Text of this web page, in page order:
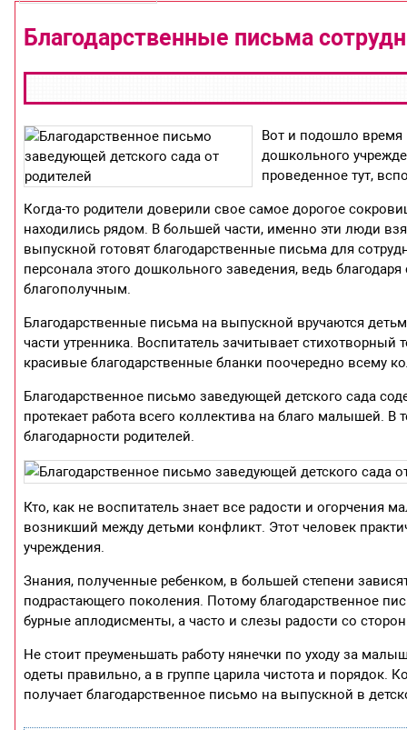
Благодарственные письма
Вот и подошло время
дошкольного
проведенное тут,
Когда-то родители доверили свое самое дорогое
находились рядом. В большей части, именно эти люди
выпускной готовят благодарственные письма для
персонала этого дошкольного заведения, ведь
благополучным.
Благодарственные письма на выпускной вручаются
части утренника. Воспитатель зачитывает
красивые благодарственные бланки поочередно всему
Благодарственное письмо заведующей детского сада
протекает работа всего коллектива на благо малышей. В
благодарности родителей.
Кто, как не воспитатель знает все радости и
возникший между детьми конфликт. Этот человек
учреждения.
Знания, полученные ребенком, в большей степени
подрастающего поколения. Потому благодарственное
бурные аплодисменты, а часто и слезы радости со
Не стоит преуменьшать работу нянечки по уходу за
одеты правильно, а в группе царила чистота и
получает благодарственное письмо на выпускной в